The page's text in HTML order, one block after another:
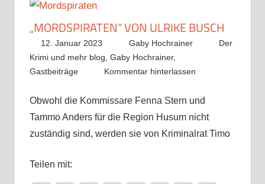
„MORDSPIRATEN“ VON ULRIKE BUSCH
12. Januar 2023 Gaby Hochrainer
Der
Krimi und mehr blog Gaby Hochrainer,
Gastbeiträge
Kommentar hinterlassen
Obwohl die Kommissare Fenna Stern und
Tammo Anders für die Region Husum nicht
zuständig sind, werden sie von Kriminalrat Timo
Teilen mit: